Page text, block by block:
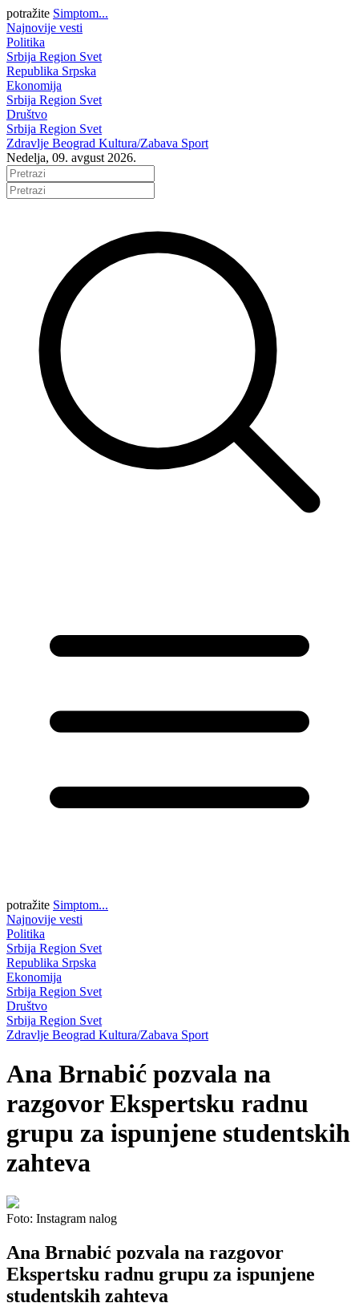
potražite Simptom...
Najnovije vesti
Politika
Srbija Region Svet
Republika Srpska
Ekonomija
Srbija Region Svet
Društvo
Srbija Region Svet
Zdravlje Beograd Kultura/Zabava Sport
Nedelja, 09. avgust 2026.
potražite Simptom...
Najnovije vesti
Politika
Srbija Region Svet
Republika Srpska
Ekonomija
Srbija Region Svet
Društvo
Srbija Region Svet
Zdravlje Beograd Kultura/Zabava Sport
Ana Brnabić pozvala na
razgovor Ekspertsku radnu
grupu za ispunjene studentskih
zahteva
Foto: Instagram nalog
Ana Brnabić pozvala na razgovor
Ekspertsku radnu grupu za ispunjene
studentskih zahteva